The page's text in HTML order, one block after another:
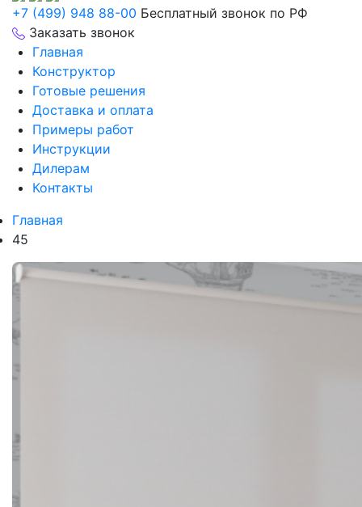
+7 (499) 948 88-00 Бесплатный звонок по РФ
Заказать звонок
Главная
Конструктор
Готовые решения
Доставка и оплата
Примеры работ
Инструкции
Дилерам
Контакты
Главная
45